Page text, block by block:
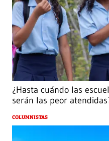
¿Hasta cuándo las
serán las peor
COLUMNISTAS